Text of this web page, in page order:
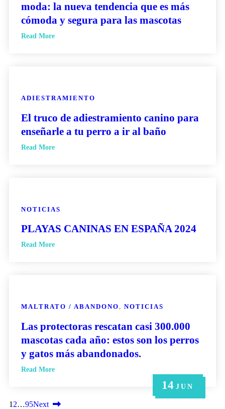
14 JUN
6 MAY
moda: la nueva tendencia que es más
cómoda y segura para las mascotas
Read More
6 MAY
ADIESTRAMIENTO
El truco de adiestramiento canino para
enseñarle a tu perro a ir al baño
Read More
21 JUN
NOTICIAS
PLAYAS CANINAS EN ESPAÑA 2024
Read More
14 JUN
MALTRATO / ABANDONO, NOTICIAS
Las protectoras rescatan casi 300.000
mascotas cada año: estos son los perros
y gatos más abandonados.
Read More
1 2…95Next